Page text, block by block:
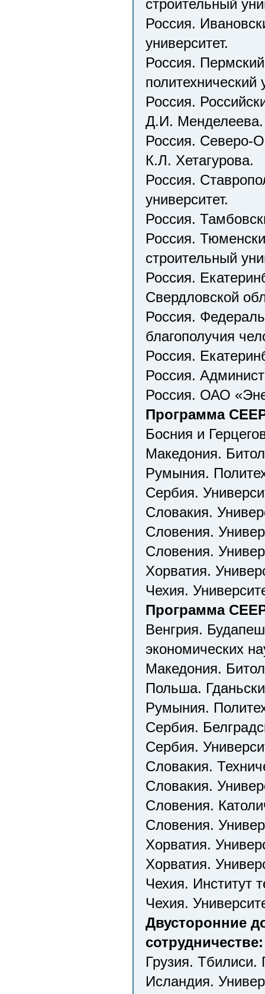
строительный
Россия.
университет.
Россия.
политехнический
Россия.
Д.И. Менделеева.
Россия. Северо-
К.Л. Хетагурова.
Россия.
университет.
Россия.
Россия.
строительный
Россия.
Свердловской
Россия.
благополучия
Россия.
Россия.
Россия. ОАО
Программа
Босния и
Македония.
Румыния.
Сербия.
Словакия.
Словения.
Словения.
Хорватия.
Чехия.
Программа
Венгрия.
экономических
Македония.
Польша.
Румыния.
Сербия.
Сербия.
Словакия.
Словакия.
Словения.
Словения.
Хорватия.
Хорватия.
Чехия. Институт
Чехия.
Двусторонние
сотрудничестве:
Грузия. Тбилиси.
Исландия.